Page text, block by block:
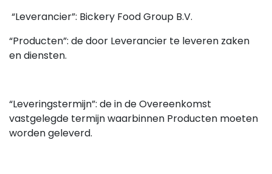
“Leverancier”: Bickery Food Group B.V.
“Producten”: de door Leverancier te leveren zaken
en diensten.
“Leveringstermijn”: de in de Overeenkomst
vastgelegde termijn waarbinnen Producten moeten
worden geleverd.